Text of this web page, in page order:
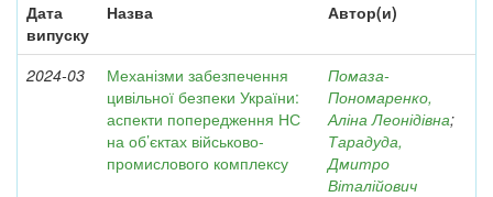
Дата
випуску
Назва Автор(и)
2024-03
Механізми забезпечення
цивільної безпеки України:
аспекти попередження НС
на об’єктах військово-
промислового комплексу
Помаза-
Пономаренко,
Аліна Леонідівна;
Тарадуда,
Дмитро
Віталійович